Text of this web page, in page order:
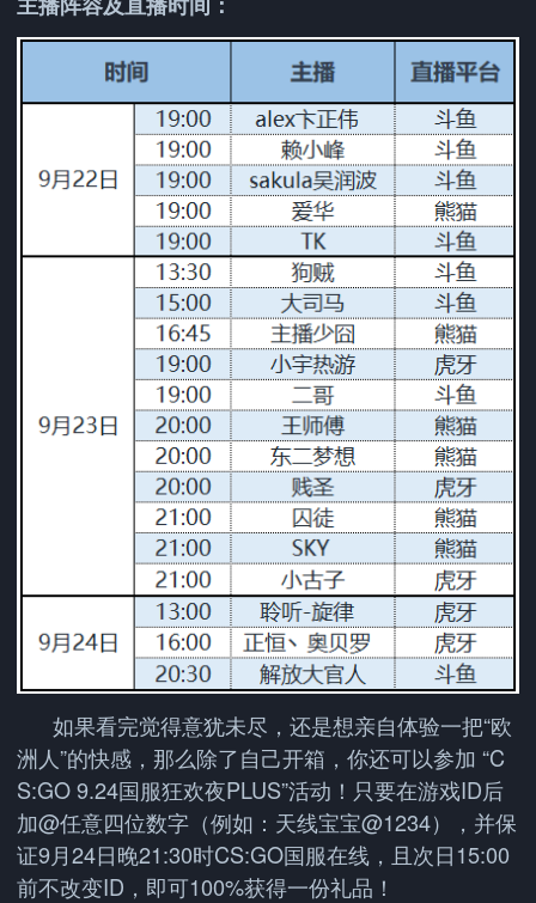
如果看完觉得意犹未尽，还是想亲自体验一把“欧
洲人”的快感，那么除了自己开箱，你还可以参加 “C
S:GO 9.24国服狂欢夜PLUS”活动！只要在游戏ID后
加@任意四位数字（例如：天线宝宝@1234），并保
证9月24日晚21:30时CS:GO国服在线，且次日15:00
前不改变ID，即可100%获得一份礼品！